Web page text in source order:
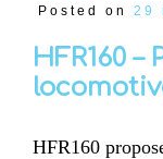
Posted on 29
HFR160
HFR160